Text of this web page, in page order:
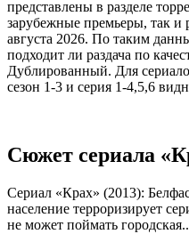
представлены в разделе
зарубежные премьеры, так и
августа 2026. По таким
подходит ли раздача по
Дублированный. Для
сезон 1-3 и серия 1-4,5,6
Сюжет сериала
Сериал «Крах» (2013):
население терроризирует
не может поймать